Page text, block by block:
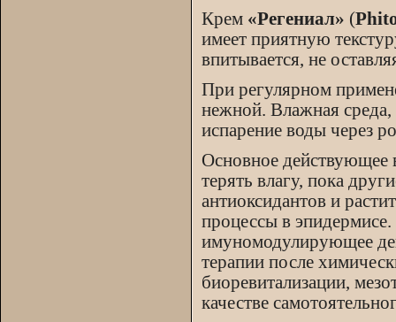
Крем «Регениал» (
имеет приятную
впитывается, не
При регулярном
нежной. Влажная
испарение воды через
Основное действующее
терять влагу, пока
антиоксидантов и
процессы в
имуномодулирующее
терапии после
биоревитализации,
качестве